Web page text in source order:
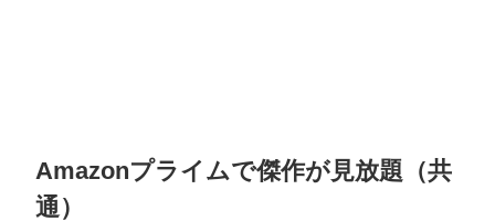
Amazonプライムで傑作が見放題（共
通）